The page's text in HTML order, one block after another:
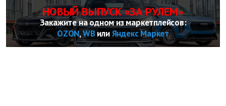
НОВЫЙ ВЫПУСК «ЗА РУЛЕМ»
Закажите на одном из маркетплейсов:
OZON,WBилиЯндекс Маркет